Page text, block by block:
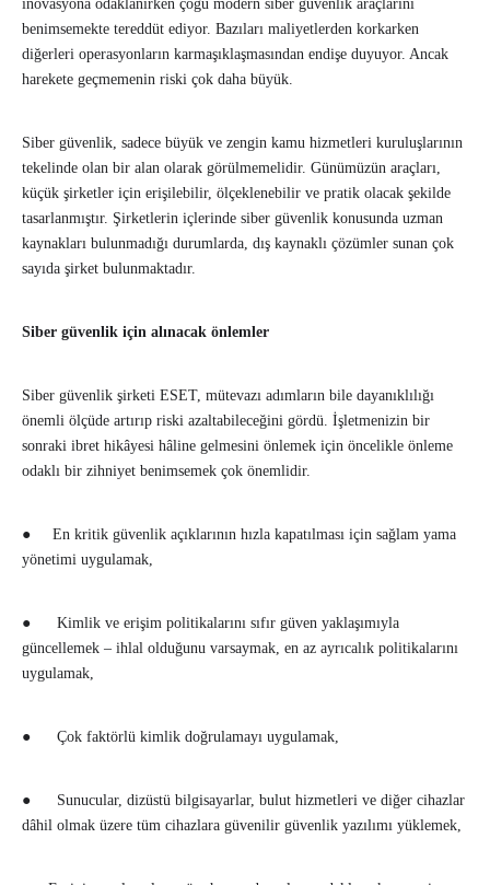
inovasyona odaklanırken çoğu modern siber güvenlik araçlarını
benimsemekte tereddüt ediyor. Bazıları maliyetlerden korkarken
diğerleri operasyonların karmaşıklaşmasından endişe duyuyor. Ancak
harekete geçmemenin riski çok daha büyük.
Siber güvenlik, sadece büyük ve zengin kamu hizmetleri kuruluşlarının
tekelinde olan bir alan olarak görülmemelidir. Günümüzün araçları,
küçük şirketler için erişilebilir, ölçeklenebilir ve pratik olacak şekilde
tasarlanmıştır. Şirketlerin içlerinde siber güvenlik konusunda uzman
kaynakları bulunmadığı durumlarda, dış kaynaklı çözümler sunan çok
sayıda şirket bulunmaktadır.
Siber güvenlik için alınacak önlemler
Siber güvenlik şirketi ESET, mütevazı adımların bile dayanıklılığı
önemli ölçüde artırıp riski azaltabileceğini gördü. İşletmenizin bir
sonraki ibret hikâyesi hâline gelmesini önlemek için öncelikle önleme
odaklı bir zihniyet benimsemek çok önemlidir.
● En kritik güvenlik açıklarının hızla kapatılması için sağlam yama
yönetimi uygulamak,
● Kimlik ve erişim politikalarını sıfır güven yaklaşımıyla
güncellemek – ihlal olduğunu varsaymak, en az ayrıcalık politikalarını
uygulamak,
● Çok faktörlü kimlik doğrulamayı uygulamak,
● Sunucular, dizüstü bilgisayarlar, bulut hizmetleri ve diğer cihazlar
dâhil olmak üzere tüm cihazlara güvenilir güvenlik yazılımı yüklemek,